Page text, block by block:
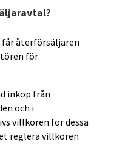
återförsäljaren
för
inköp från
och i
villkoren för dessa
reglera villkoren